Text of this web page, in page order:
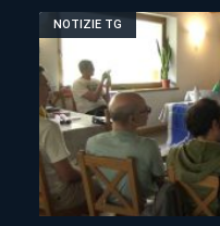
NOTIZIE TG